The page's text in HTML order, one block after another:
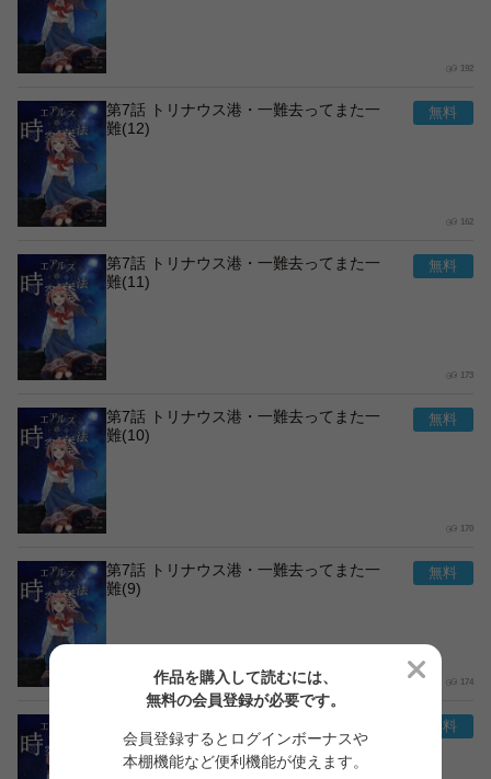
作品を購入して読むには、
無料の会員登録が必要です。
会員登録するとログインボーナスや
本棚機能など便利機能が使えます。
192
第7話 トリナウス港・一難去ってまた一
難(12)
162
第7話 トリナウス港・一難去ってまた一
難(11)
173
第7話 トリナウス港・一難去ってまた一
難(10)
170
第7話 トリナウス港・一難去ってまた一
難(9)
174
難(8)